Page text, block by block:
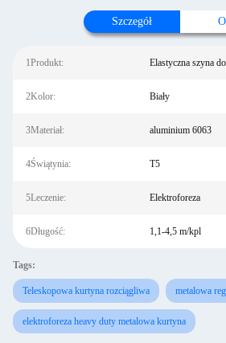
Szczegół
1Produkt: Elastyczna szyna do
2Kolor: Biały
3Materiał: aluminium 6063
4Świątynia: T5
5Leczenie: Elektroforeza
6Długość: 1,1-4,5 m/kpl
Tags:
Teleskopowa kurtyna rozciągliwa metalowa
elektroforeza heavy duty metalowa kurtyna